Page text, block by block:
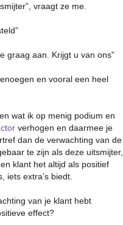
vraagt ze me.
graag aan. Krijgt u van ons”
en vooral een heel
wat ik op menig podium en
verhogen en daarmee je
dan de verwachting van de
te zijn als deze uitsmijter,
klant het altijd als positief
iets extra’s biedt.
van je klant hebt
effect?